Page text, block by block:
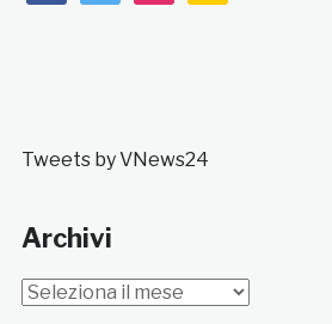
Tweets by VNews24
Archivi
Archivi